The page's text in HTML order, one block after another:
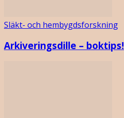
Släkt- och hembygdsforskning
Arkiveringsdille – boktips!